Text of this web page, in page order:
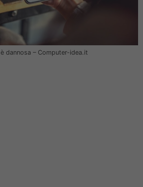
dannosa – Computer-idea.it